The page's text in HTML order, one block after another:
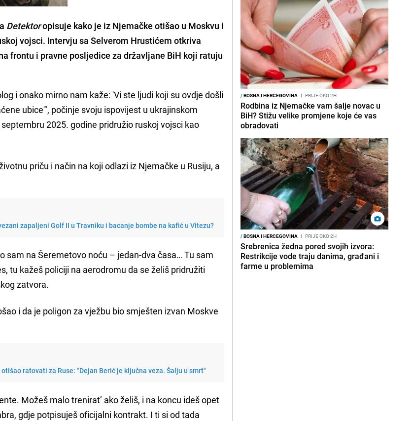
Detektoropisuje kako je iz Njemačke otišao u Moskvu i
vojsci. Intervju sa Selverom Hrustićem otkriva
frontu i pravne posljedice za državljane BiH koji ratuju
i onako mirno nam kaže: 'Vi ste ljudi koji su ovdje došli
ubice'", počinje svoju ispovijest u ukrajinskom
2025. godine pridružio ruskoj vojsci kao
priču i način na koji odlazi iz Njemačke u Rusiju, a
zapaljeni Golf II u Travniku i bacanje bombe na kafić u Vitezu?
sam na Šeremetovo noću – jedan-dva časa… Tu sam
tu kažeš policiji na aerodromu da se želiš pridružiti
zatvora.
i da je poligon za vježbu bio smješten izvan Moskve
ratovati za Ruse: "Dejan Berić je ključna veza. Šalju u smrt"
Možeš malo trenirat’ ako želiš, i na koncu ideš opet
gdje potpisuješ oficijalni kontrakt. I ti si od tada
/BOSNA I HERCEGOVINA I PRIJE OKO 2H
Rodbina iz Njemačke vam šalje novac u
BiH? Stižu velike promjene koje će vas
obradovati
/BOSNA I HERCEGOVINA I PRIJE OKO 2H
Srebrenica žedna pored svojih izvora:
Restrikcije vode traju danima, građani i
farme u problemima